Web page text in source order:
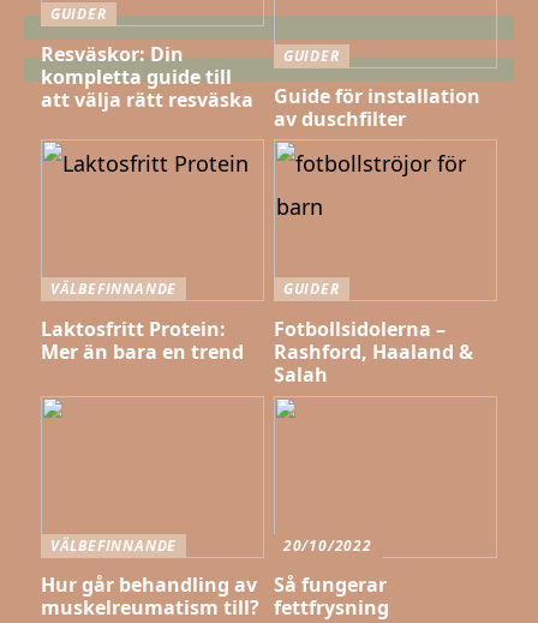
GUIDER
Resväskor: Din
kompletta guide till
att välja rätt resväska
GUIDER
Guide för installation
av duschfilter
VÄLBEFINNANDE
Laktosfritt Protein:
Mer än bara en trend
GUIDER
Fotbollsidolerna –
Rashford, Haaland &
Salah
VÄLBEFINNANDE
Hur går behandling av
muskelreumatism till?
20/10/2022
Så fungerar
fettfrysning